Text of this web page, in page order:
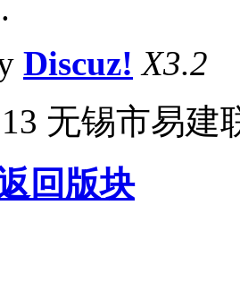
Discuz! X3.2
无锡市易建
回版块